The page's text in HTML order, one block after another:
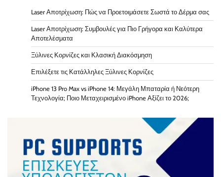
Laser Αποτρίχωση: Πώς να Προετοιμάσετε Σωστά το Δέρμα σας
Laser Αποτρίχωση: Συμβουλές για Πιο Γρήγορα και Καλύτερα
Αποτελέσματα
Ξύλινες Κορνίζες και Κλασική Διακόσμηση
Επιλέξετε τις Κατάλληλες Ξύλινες Κορνίζες
iPhone 13 Pro Max vs iPhone 14: Μεγάλη Μπαταρία ή Νεότερη
Τεχνολογία; Ποιο Μεταχειρισμένο iPhone Αξίζει το 2026;